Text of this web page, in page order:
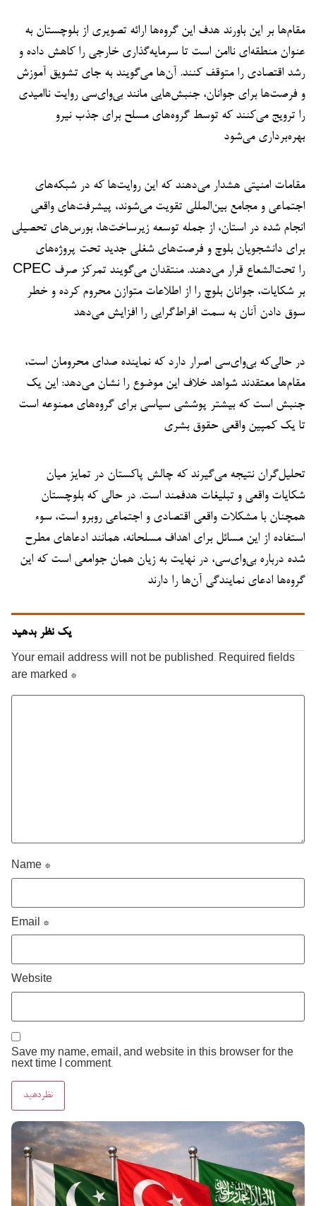
مقام‌ها بر این باورند هدف این گروه‌ها ارائه تصویری از بلوچستان به
عنوان منطقه‌ای ناامن است تا سرمایه‌گذاری خارجی را کاهش داده و
رشد اقتصادی را متوقف کنند. آن‌ها می‌گویند به جای تشویق آموزش
و فرصت‌ها برای جوانان، جنبش‌هایی مانند بی‌وای‌سی روایت ناامیدی
را ترویج می‌کنند که توسط گروه‌های مسلح برای جذب نیرو
بهره‌برداری می‌شود
مقامات امنیتی هشدار می‌دهند که این روایت‌ها که در شبکه‌های
اجتماعی و مجامع بین‌المللی تقویت می‌شوند، پیشرفت‌های واقعی
انجام شده در استان، از جمله توسعه زیرساخت‌ها، بورس‌های تحصیلی
برای دانشجویان بلوچ و فرصت‌های شغلی جدید تحت پروژه‌های
CPEC را تحت‌الشعاع قرار می‌دهند. منتقدان می‌گویند تمرکز صرف
بر شکایات، جوانان بلوچ را از اطلاعات متوازن محروم کرده و خطر
سوق دادن آنان به سمت افراط‌گرایی را افزایش می‌دهد
در حالی‌که بی‌وای‌سی اصرار دارد که نماینده صدای محرومان است،
مقام‌ها معتقدند شواهد خلاف این موضوع را نشان می‌دهد: این یک
جنبش است که بیشتر پوششی سیاسی برای گروه‌های ممنوعه است
تا یک کمپین واقعی حقوق بشری
تحلیل‌گران نتیجه می‌گیرند که چالش پاکستان در تمایز میان
شکایات واقعی و تبلیغات هدفمند است. در حالی که بلوچستان
همچنان با مشکلات واقعی اقتصادی و اجتماعی روبرو است، سوء
استفاده از این مسائل برای اهداف مسلحانه، همانند ادعاهای مطرح
شده درباره بی‌وای‌سی، در نهایت به زیان همان جوامعی است که این
گروه‌ها ادعای نمایندگی آن‌ها را دارند
یک نظر بدهید
Your email address will not be published. Required fields
are marked *
Name *
Email *
Website
Save my name, email, and website in this browser for the
next time I comment.